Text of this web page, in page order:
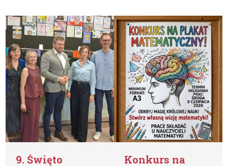
9. Święto
Konkurs na